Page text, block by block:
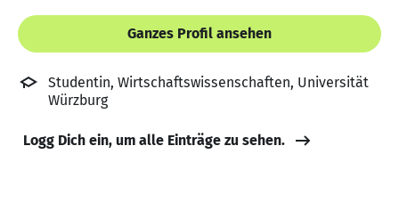
Ganzes Profil ansehen
Studentin, Wirtschaftswissenschaften, Universität
Würzburg
Logg Dich ein, um alle Einträge zu sehen.